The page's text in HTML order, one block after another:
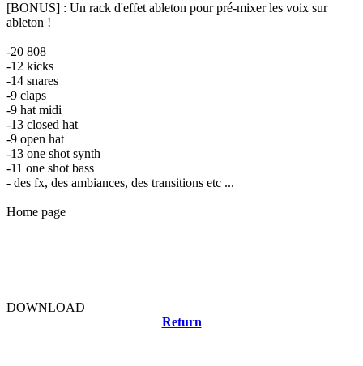
[BONUS] : Un rack d'effet ableton pour pré-mixer les voix sur
ableton !
-20 808
-12 kicks
-14 snares
-9 claps
-9 hat midi
-13 closed hat
-9 open hat
-13 one shot synth
-11 one shot bass
- des fx, des ambiances, des transitions etc ...
Home page
DOWNLOAD
Return